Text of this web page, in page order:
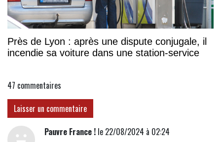
Près de Lyon : après une dispute conjugale, il
incendie sa voiture dans une station-service
47 commentaires
Laisser un commentaire
Pauvre France !le 22/08/2024 à 02:24